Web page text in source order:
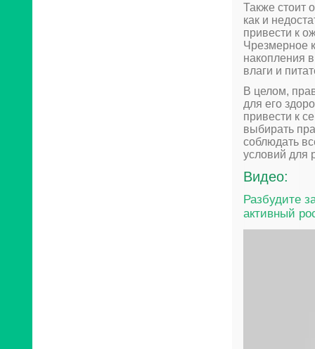
Также стоит
как и
привести к
Чрезмерное
накопления
влаги и
В целом,
для его
привести к
выбирать
соблюдать
условий для
Видео:
Разбудите
активный